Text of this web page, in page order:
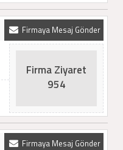
Firmaya Mesaj Gönder
Firma Ziyaret
954
Firmaya Mesaj Gönder